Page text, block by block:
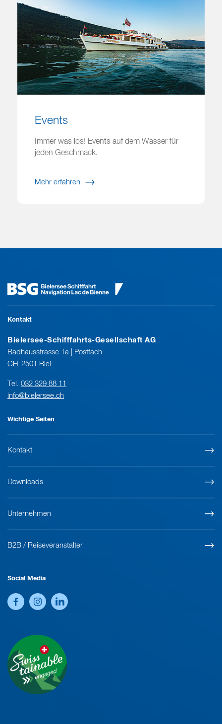
Events
Immer was los! Events auf dem Wasser für
jeden Geschmack.
Mehr erfahren
Kontakt
Bielersee-Schifffahrts-Gesellschaft AG
Badhausstrasse 1a | Postfach
CH-2501 Biel
Tel. 032 329 88 11
info@bielersee.ch
Wichtige Seiten
Kontakt
Downloads
Unternehmen
B2B / Reiseveranstalter
Social Media